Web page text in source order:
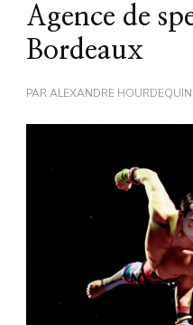
Agence de
Bordeaux
PARALEXANDRE HOURDEQUIN